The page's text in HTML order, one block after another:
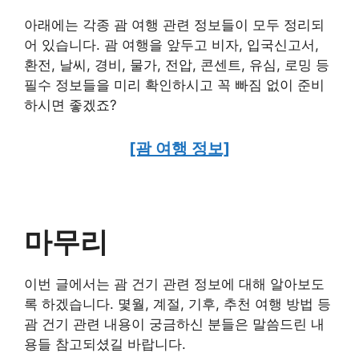
아래에는 각종 괌 여행 관련 정보들이 모두 정리되
어 있습니다. 괌 여행을 앞두고 비자, 입국신고서,
환전, 날씨, 경비, 물가, 전압, 콘센트, 유심, 로밍 등
필수 정보들을 미리 확인하시고 꼭 빠짐 없이 준비
하시면 좋겠죠?
[괌 여행 정보]
마무리
이번 글에서는 괌 건기 관련 정보에 대해 알아보도
록 하겠습니다. 몇월, 계절, 기후, 추천 여행 방법 등
괌 건기 관련 내용이 궁금하신 분들은 말씀드린 내
용들 참고되셨길 바랍니다.